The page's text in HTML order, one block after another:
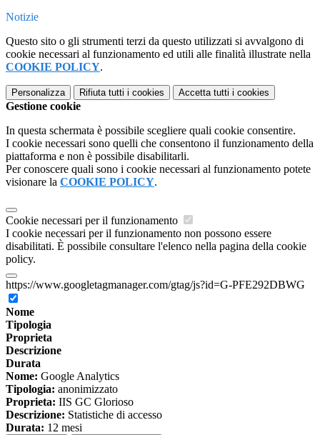
Notizie
Questo sito o gli strumenti terzi da questo utilizzati si avvalgono di
cookie necessari al funzionamento ed utili alle finalità illustrate nella
COOKIE POLICY.
Personalizza Rifiuta tutti i cookies Accetta tutti i cookies
Gestione cookie
In questa schermata è possibile scegliere quali cookie consentire.
I cookie necessari sono quelli che consentono il funzionamento della
piattaforma e non è possibile disabilitarli.
Per conoscere quali sono i cookie necessari al funzionamento potete
visionare la COOKIE POLICY.
Cookie necessari per il funzionamento
I cookie necessari per il funzionamento non possono essere
disabilitati. È possibile consultare l'elenco nella pagina della cookie
policy.
https://www.googletagmanager.com/gtag/js?id=G-PFE292DBWG
Nome
Tipologia
Proprieta
Descrizione
Durata
Nome: Google Analytics
Tipologia: anonimizzato
Proprieta: IIS GC Glorioso
Descrizione: Statistiche di accesso
Durata: 12 mesi